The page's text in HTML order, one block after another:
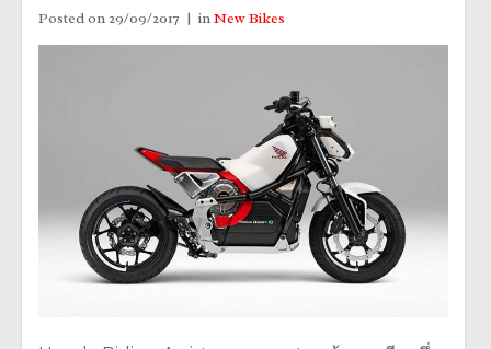
Posted on 29/09/2017 inNew Bikes